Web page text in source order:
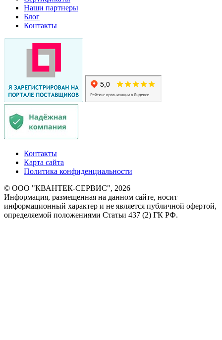
Наши партнеры
Блог
Контакты
Контакты
Карта сайта
Политика конфиденциальности
© ООО "КВАНТЕК-СЕРВИС", 2026
Информация, размещенная на данном сайте, носит
информационный характер и не является публичной офертой,
определяемой положениями Статьи 437 (2) ГК РФ.